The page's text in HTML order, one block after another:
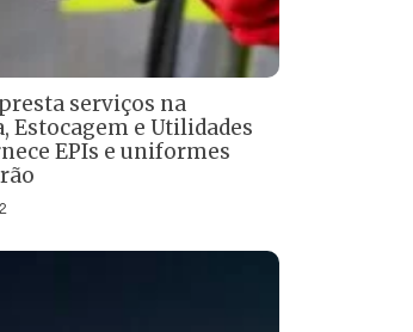
serviços na
Estocagem e Utilidades
EPIs e uniformes